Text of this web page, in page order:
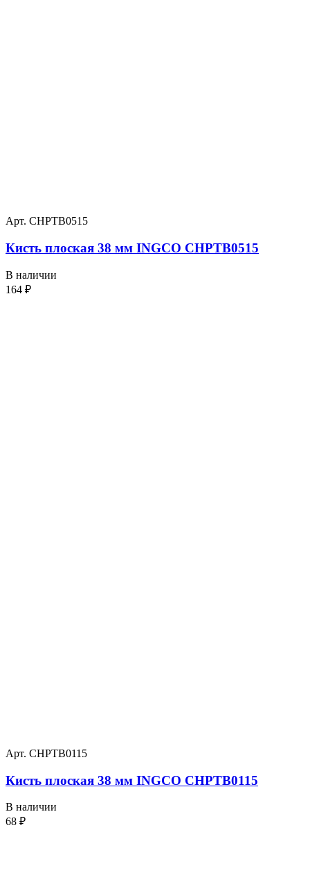
Арт. CHPTB0515
Кисть плоская 38 мм INGCO CHPTB0515
В наличии
164 ₽
Арт. CHPTB0115
Кисть плоская 38 мм INGCO CHPTB0115
В наличии
68 ₽